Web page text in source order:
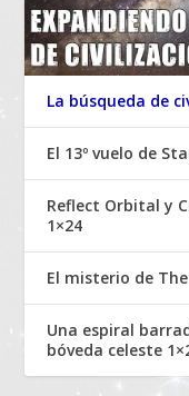
La búsqueda de
El 13º vuelo de
Reflect Orbital y
1×24
El misterio de
Una espiral
bóveda celeste